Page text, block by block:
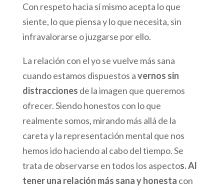
Con respeto hacia sí mismo acepta lo que
siente, lo que piensa y lo que necesita, sin
infravalorarse o juzgarse por ello.
La relación con el yo se vuelve más sana
cuando estamos dispuestos avernos sin
distracciones de la imagen que queremos
ofrecer. Siendo honestos con lo que
realmente somos, mirando más allá de la
careta y la representación mental que nos
hemos ido haciendo al cabo del tiempo. Se
trata de observarse en todos los aspectos. Al
tener una relación más sana y honesta con